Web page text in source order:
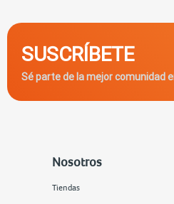
SUSCRÍBETE
Sé parte de la mejor comunidad
Nosotros
Tiendas